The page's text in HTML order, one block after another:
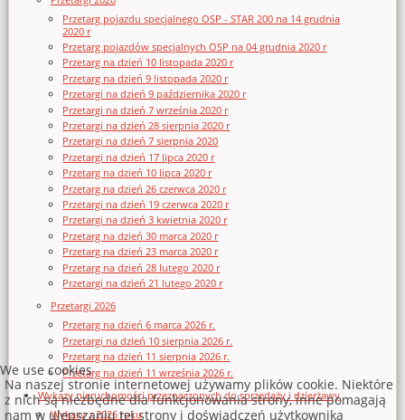
Przetarg pojazdu specjalnego OSP - STAR 200 na 14 grudnia
2020 r
Przetarg pojazdów specjalnych OSP na 04 grudnia 2020 r
Przetarg na dzień 10 listopada 2020 r
Przetarg na dzień 9 listopada 2020 r
Przetargi na dzień 9 października 2020 r
Przetargi na dzień 7 września 2020 r
Przetargi na dzień 28 sierpnia 2020 r
Przetargi na dzień 7 sierpnia 2020
Przetargi na dzień 17 lipca 2020 r
Przetarg na dzień 10 lipca 2020 r
Przetarg na dzień 26 czerwca 2020 r
Przetargi na dzień 19 czerwca 2020 r
Przetargi na dzień 3 kwietnia 2020 r
Przetarg na dzień 30 marca 2020 r
Przetarg na dzień 23 marca 2020 r
Przetarg na dzień 28 lutego 2020 r
Przetargi na dzień 21 lutego 2020 r
Przetargi 2026
Przetarg na dzień 6 marca 2026 r.
Przetargi na dzień 10 sierpnia 2026 r.
Przetarg na dzień 11 sierpnia 2026 r.
Przetarg na dzień 11 września 2026 r.
Wykazy nieruchomości przeznaczonych do sprzedaży i dzierżawy
Wykazy z 2026 roku
We use cookies
Na naszej stronie internetowej używamy plików cookie. Niektóre
z nich są niezbędne dla funkcjonowania strony, inne pomagają
nam w ulepszaniu tej strony i doświadczeń użytkownika